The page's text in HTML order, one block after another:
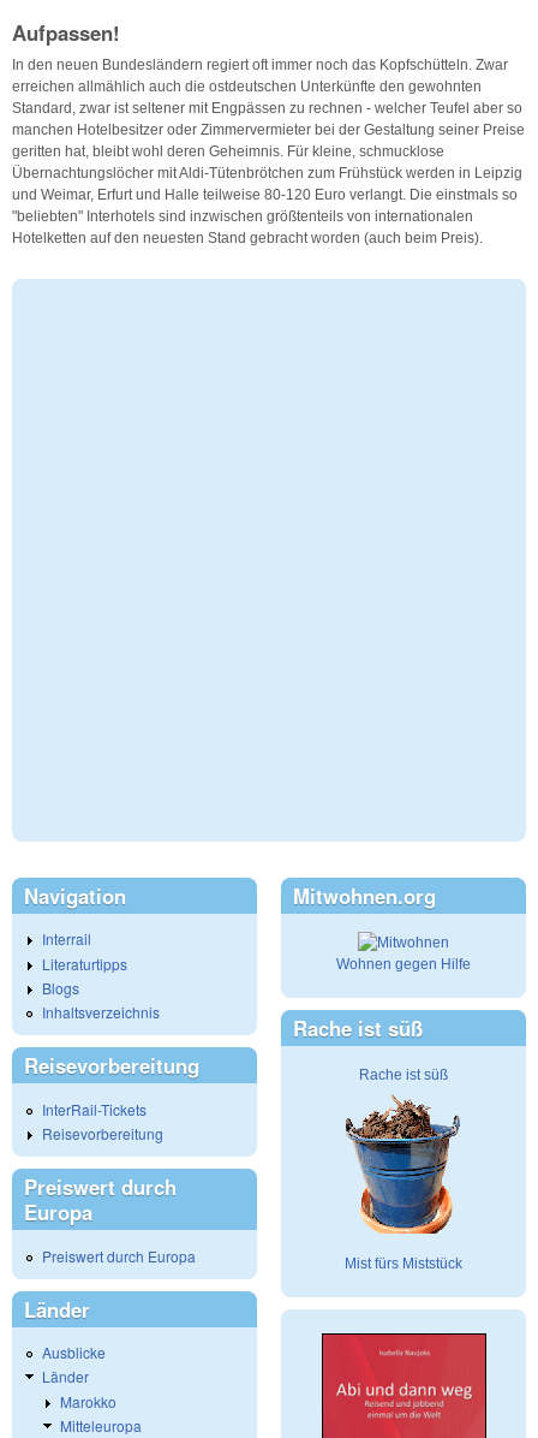
Aufpassen!
In den neuen Bundesländern regiert oft immer noch das Kopfschütteln. Zwar
erreichen allmählich auch die ostdeutschen Unterkünfte den gewohnten
Standard, zwar ist seltener mit Engpässen zu rechnen - welcher Teufel aber so
manchen Hotelbesitzer oder Zimmervermieter bei der Gestaltung seiner Preise
geritten hat, bleibt wohl deren Geheimnis. Für kleine, schmucklose
Übernachtungslöcher mit Aldi-Tütenbrötchen zum Frühstück werden in Leipzig
und Weimar, Erfurt und Halle teilweise 80-120 Euro verlangt. Die einstmals so
"beliebten" Interhotels sind inzwischen größtenteils von internationalen
Hotelketten auf den neuesten Stand gebracht worden (auch beim Preis).
Navigation
Interrail
Literaturtipps
Blogs
Inhaltsverzeichnis
Reisevorbereitung
InterRail-Tickets
Reisevorbereitung
Preiswert durch
Europa
Preiswert durch Europa
Länder
Ausblicke
Länder
Marokko
Mitteleuropa
Mitwohnen.org
Wohnen gegen Hilfe
Rache ist süß
Rache ist süß
Mist fürs Miststück